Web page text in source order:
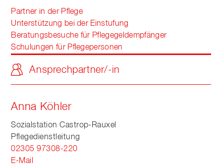
Partner in der Pflege
Unterstützung bei der Einstufung
Beratungsbesuche für Pflegegeldempfänger
Schulungen für Pflegepersonen
Ansprechpartner/-in
Anna Köhler
Sozialstation Castrop-Rauxel
Pflegedienstleitung
02305 97308-220
E-Mail